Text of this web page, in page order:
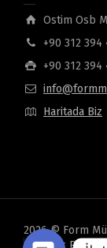
Ostim Osb
+90 312
+90 312 394
Haritada Biz
2026 © Form
Gizlilik